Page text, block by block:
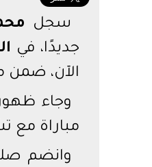
سجل
جديدًا، في
الآن، ضمن
مباراة مع تشيلسي